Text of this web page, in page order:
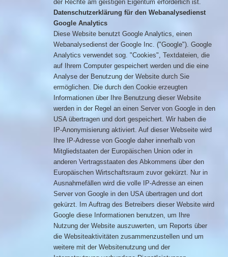
der Rechte am geistigen Eigentum erforderlich ist.
Datenschutzerklärung für den Webanalysedienst
Google Analytics
Diese Website benutzt Google Analytics, einen
Webanalysedienst der Google Inc. ("Google"). Google
Analytics verwendet sog. "Cookies", Textdateien, die
auf Ihrem Computer gespeichert werden und die eine
Analyse der Benutzung der Website durch Sie
ermöglichen. Die durch den Cookie erzeugten
Informationen über Ihre Benutzung dieser Website
werden in der Regel an einen Server von Google in den
USA übertragen und dort gespeichert. Wir haben die
IP-Anonymisierung aktiviert. Auf dieser Webseite wird
Ihre IP-Adresse von Google daher innerhalb von
Mitgliedstaaten der Europäischen Union oder in
anderen Vertragsstaaten des Abkommens über den
Europäischen Wirtschaftsraum zuvor gekürzt. Nur in
Ausnahmefällen wird die volle IP-Adresse an einen
Server von Google in den USA übertragen und dort
gekürzt. Im Auftrag des Betreibers dieser Website wird
Google diese Informationen benutzen, um Ihre
Nutzung der Website auszuwerten, um Reports über
die Websiteaktivitäten zusammenzustellen und um
weitere mit der Websitenutzung und der